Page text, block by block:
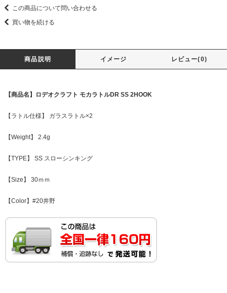
この商品について問い合わせる
買い物を続ける
商品説明 イメージ レビュー(0)
【商品名】ロデオクラフト モカラトルDR SS 2HOOK
【ラトル仕様】 ガラスラトル×2
【Weight】 2.4g
【TYPE】 SS スローシンキング
【Size】 30ｍｍ
【Color】#20井野